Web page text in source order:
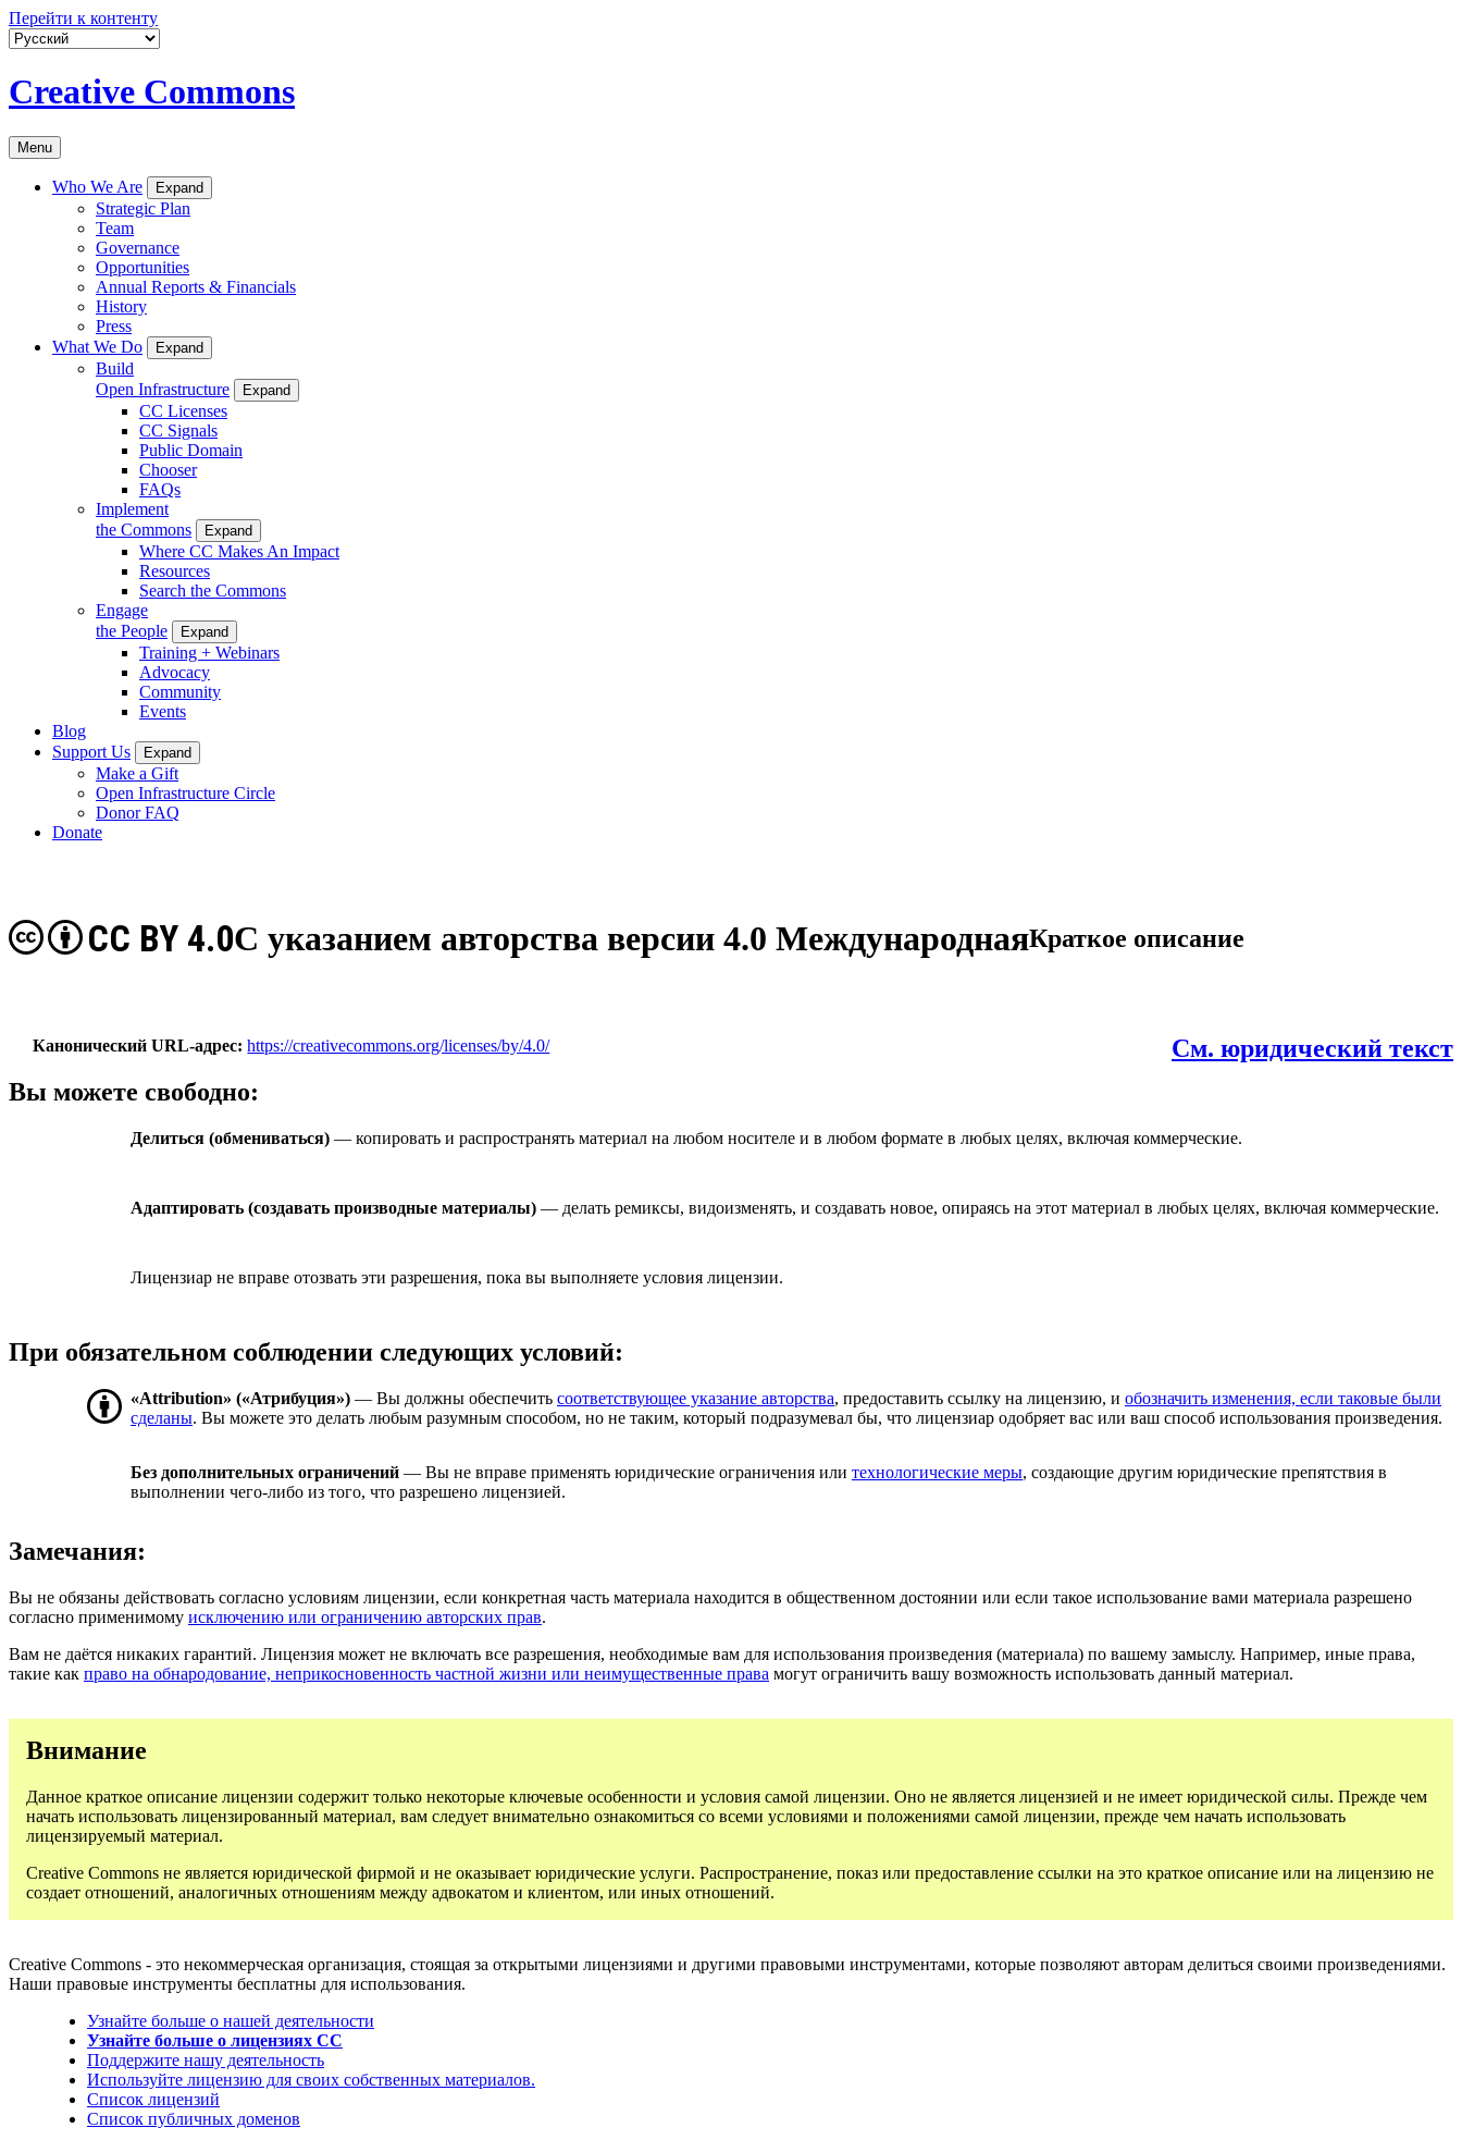
Перейти к контенту
Creative Commons
Menu
Who We Are Expand
Strategic Plan
Team
Governance
Opportunities
Annual Reports & Financials
History
Press
What We Do
Expand
Build
Open Infrastructure
Expand
CC Licenses
CC Signals
Public Domain
Chooser
FAQs
Implement
the Commons
Expand
Where CC Makes An Impact
Resources
Search the Commons
Engage
the People
Expand
Training + Webinars
Advocacy
Community
Events
Blog
Support Us
Expand
Make a Gift
Open Infrastructure Circle
Donor FAQ
Donate
С указанием авторства версии 4.0 Международная
CC BY 4.0 Краткое описание
Канонический URL-адрес https://creativecommons.org/licenses/by/4.0/
См. юридический текст
Вы можете свободно:
Делиться (обмениваться) — копировать и распространять материал на любом носителе и в любом формате в любых целях, включая коммерческие.
Адаптировать (создавать производные материалы) — делать ремиксы, видоизменять, и создавать новое, опираясь на этот материал в любых целях, включая коммерческие.
Лицензиар не вправе отозвать эти разрешения, пока вы выполняете условия лицензии.
При обязательном соблюдении следующих условий:
«Attribution» («Атрибуция») — Вы должны обеспечить соответствующее указание авторства, предоставить ссылку на лицензию, и обозначить изменения, если таковые были
сделаны. Вы можете это делать любым разумным способом, но не таким, который подразумевал бы, что лицензиар одобряет вас или ваш способ использования произведения.
Без дополнительных ограничений — Вы не вправе применять юридические ограничения или технологические меры, создающие другим юридические препятствия в
выполнении чего-либо из того, что разрешено лицензией.
Замечания:
Вы не обязаны действовать согласно условиям лицензии, если конкретная часть материала находится в общественном достоянии или если такое использование вами материала разрешено
согласно применимому исключению или ограничению авторских прав.
Вам не даётся никаких гарантий. Лицензия может не включать все разрешения, необходимые вам для использования произведения (материала) по вашему замыслу. Например, иные права,
такие как право на обнародование, неприкосновенность частной жизни или неимущественные права могут ограничить вашу возможность использовать данный материал.
Внимание
Данное краткое описание лицензии содержит только некоторые ключевые особенности и условия самой лицензии. Оно не является лицензией и не имеет юридической силы. Прежде чем
начать использовать лицензированный материал, вам следует внимательно ознакомиться со всеми условиями и положениями самой лицензии, прежде чем начать использовать
лицензируемый материал.
Creative Commons не является юридической фирмой и не оказывает юридические услуги. Распространение, показ или предоставление ссылки на это краткое описание или на лицензию не
создает отношений, аналогичных отношениям между адвокатом и клиентом, или иных отношений.
Creative Commons - это некоммерческая организация, стоящая за открытыми лицензиями и другими правовыми инструментами, которые позволяют авторам делиться своими произведениями.
Наши правовые инструменты бесплатны для использования.
Узнайте больше о нашей деятельности
Узнайте больше о лицензиях CC
Поддержите нашу деятельность
Используйте лицензию для своих собственных материалов.
Список лицензий
Список публичных доменов